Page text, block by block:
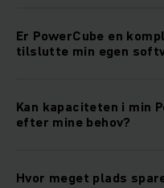
Er PowerCube en
tilslutte min egen
Kan kapaciteten i min
efter mine behov?
Hvor meget plads